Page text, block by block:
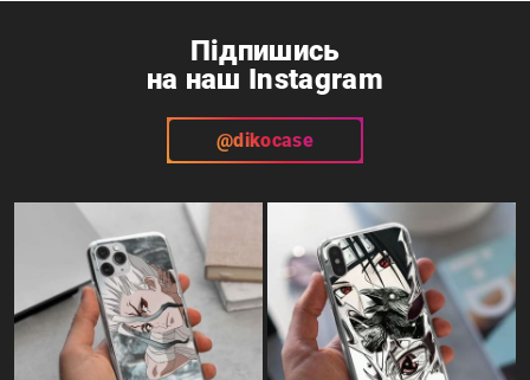
Підпишись
на наш Instagram
@dikocase